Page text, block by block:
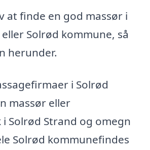
at finde en god massør i
Solrød kommune, så
herunder.
i Solrød
massør eller
i Solrød Strand og omegn
Solrød kommunefindes